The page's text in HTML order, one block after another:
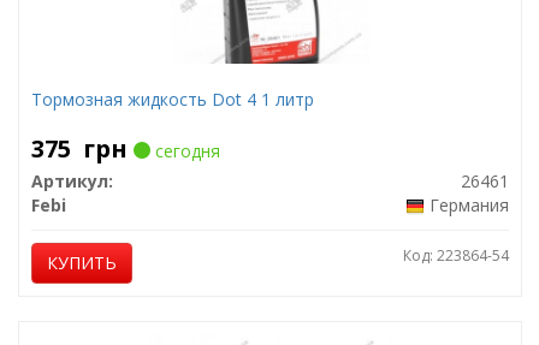
Тормозная жидкость Dot 4 1 литр
375 грн
сегодня
Артикул:
26461
Febi
Германия
КУПИТЬ Код: 223864-54